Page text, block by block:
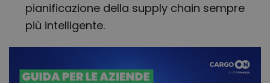
pianificazione della supply chain sempre
più intelligente.